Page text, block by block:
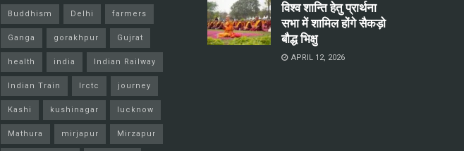
Buddhism Delhi farmers
Ganga gorakhpur Gujrat
health india Indian Railway
Indian Train Irctc journey
Kashi kushinagar lucknow
Mathura mirjapur Mirzapur
विश्व शान्ति हेतु प्रार्थना
सभा में शामिल होंगे सैकड़ो
बौद्ध भिक्षु
APRIL 12, 2026